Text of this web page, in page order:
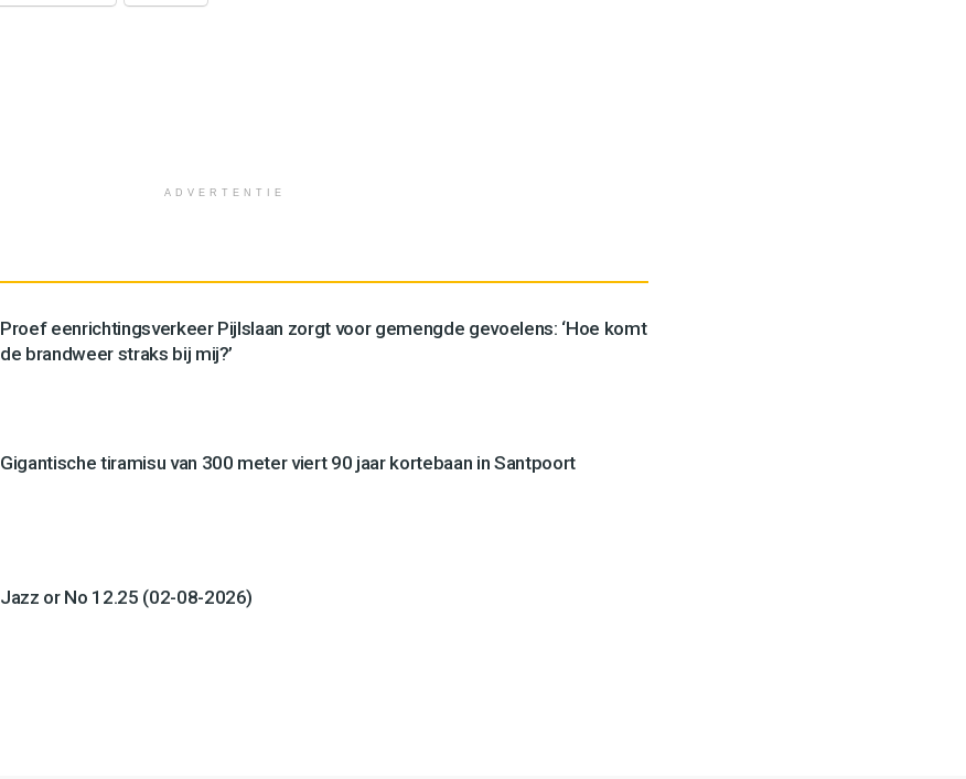
ADVERTENTIE
Proef eenrichtingsverkeer Pijlslaan zorgt voor gemengde gevoelens: ‘Hoe komt
de brandweer straks bij mij?’
Gigantische tiramisu van 300 meter viert 90 jaar kortebaan in Santpoort
Jazz or No 12.25 (02-08-2026)